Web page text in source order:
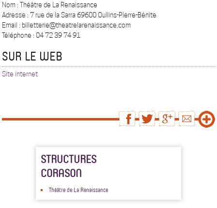
Nom : Théâtre de La Renaissance
Adresse : 7 rue de la Sarra 69600 Oullins-Pierre-Bénite
Email : billetterie@theatrelarenaissance.com
Téléphone : 04 72 39 74 91
SUR LE WEB
Site internet
STRUCTURES
CORASON
Théâtre de La Renaissance